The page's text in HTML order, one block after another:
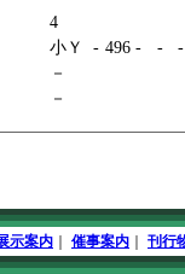
4
小Ｙ - 496 - -
-
－
－
示案内 催事案内 刊行